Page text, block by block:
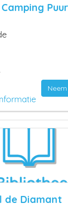
Puur
de Diamant